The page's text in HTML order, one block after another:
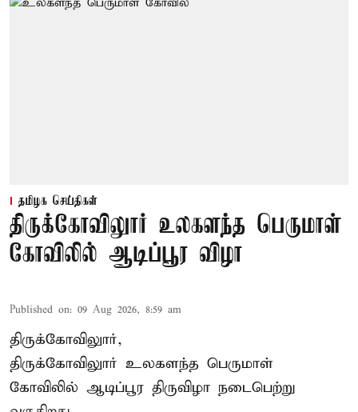
தமிழக செய்திகள்
திருக்கோவிலுார் உலகளந்த பெருமாள்
கோவிலில் ஆடிப்பூர விழா
Published on: 09 Aug 2026, 8:59 am
திருக்கோவிலுார்,
திருக்கோவிலுார் உலகளந்த பெருமாள்
கோவிலில் ஆடிப்பூர திருவிழா நடைபெற்று